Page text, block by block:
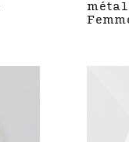
métal